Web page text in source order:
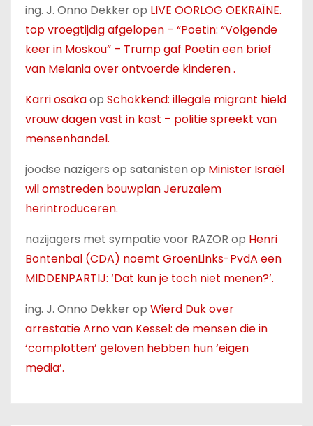
ing. J. Onno Dekkerop LIVE OORLOG OEKRAÏNE.
top vroegtijdig afgelopen – “Poetin: “Volgende
keer in Moskou” – Trump gaf Poetin een brief
van Melania over ontvoerde kinderen .
Karri osakaop Schokkend: illegale migrant hield
vrouw dagen vast in kast – politie spreekt van
mensenhandel.
joodse nazigers op satanisten op Minister Israël
wil omstreden bouwplan Jeruzalem
herintroduceren.
nazijagers met sympatie voor RAZOR op Henri
Bontenbal (CDA) noemt GroenLinks-PvdA een
MIDDENPARTIJ: ‘Dat kun je toch niet menen?’.
ing. J. Onno Dekkerop Wierd Duk over
arrestatie Arno van Kessel: de mensen die in
‘complotten’ geloven hebben hun ‘eigen
media’.